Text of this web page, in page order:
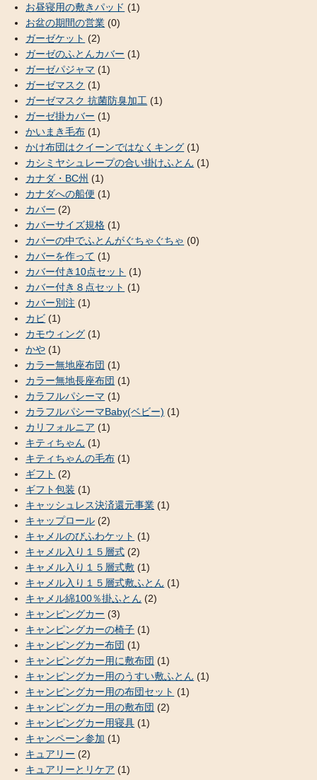
お昼寝用の敷きパッド (1)
お盆の期間の営業 (0)
ガーゼケット (2)
ガーゼのふとんカバー (1)
ガーゼパジャマ (1)
ガーゼマスク (1)
ガーゼマスク 抗菌防臭加工 (1)
ガーゼ掛カバー (1)
かいまき毛布 (1)
かけ布団はクイーンではなくキング (1)
カシミヤシュレープの合い掛けふとん (1)
カナダ・BC州 (1)
カナダへの船便 (1)
カバー (2)
カバーサイズ規格 (1)
カバーの中でふとんがぐちゃぐちゃ (0)
カバーを作って (1)
カバー付き10点セット (1)
カバー付き８点セット (1)
カバー別注 (1)
カビ (1)
カモウィング (1)
かや (1)
カラー無地座布団 (1)
カラー無地長座布団 (1)
カラフルパシーマ (1)
カラフルパシーマBaby(ベビー) (1)
カリフォルニア (1)
キティちゃん (1)
キティちゃんの毛布 (1)
ギフト (2)
ギフト包装 (1)
キャッシュレス決済還元事業 (1)
キャップロール (2)
キャメルのびふわケット (1)
キャメル入り１５層式 (2)
キャメル入り１５層式敷 (1)
キャメル入り１５層式敷ふとん (1)
キャメル綿100％掛ふとん (2)
キャンピングカー (3)
キャンピングカーの椅子 (1)
キャンピングカー布団 (1)
キャンピングカー用に敷布団 (1)
キャンピングカー用のうすい敷ふとん (1)
キャンピングカー用の布団セット (1)
キャンピングカー用の敷布団 (2)
キャンピングカー用寝具 (1)
キャンペーン参加 (1)
キュアリー (2)
キュアリーとリケア (1)